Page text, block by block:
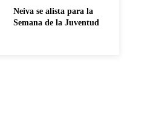
Neiva se alista para la
Semana de la Juventud